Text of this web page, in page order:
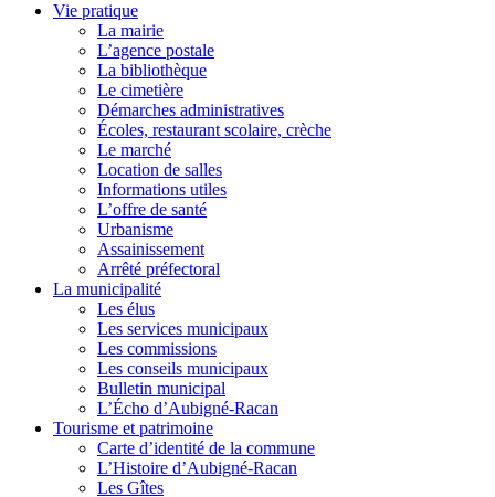
Vie pratique
La mairie
L’agence postale
La bibliothèque
Le cimetière
Démarches administratives
Écoles, restaurant scolaire, crèche
Le marché
Location de salles
Informations utiles
L’offre de santé
Urbanisme
Assainissement
Arrêté préfectoral
La municipalité
Les élus
Les services municipaux
Les commissions
Les conseils municipaux
Bulletin municipal
L’Écho d’Aubigné-Racan
Tourisme et patrimoine
Carte d’identité de la commune
L’Histoire d’Aubigné-Racan
Les Gîtes